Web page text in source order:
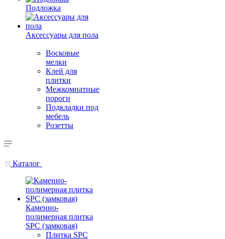
Подложка
Аксессуары для пола
Восковые
мелки
Клей для
плитки
Межкомнатные
пороги
Подкладки под
мебель
Розетты
Каталог
Каменно-
полимерная плитка
SPC (замковая)
Плитка SPC